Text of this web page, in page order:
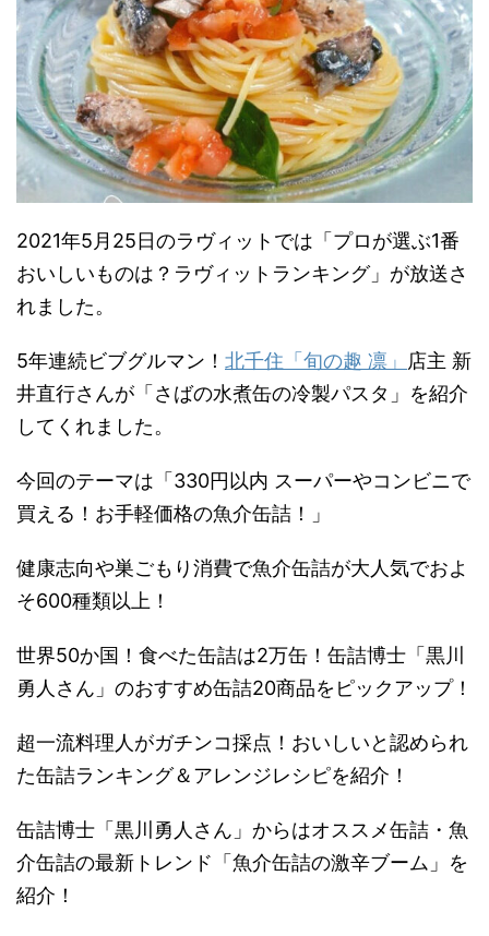
2021年5月25日のラヴィットでは「プロが選ぶ1番
おいしいものは？ラヴィットランキング」が放送さ
れました。
5年連続ビブグルマン！ 北千住「旬の趣 凛」 店主 新
井直行さんが「さばの水煮缶の冷製パスタ」を紹介
してくれました。
今回のテーマは「330円以内 スーパーやコンビニで
買える！お手軽価格の魚介缶詰！」
健康志向や巣ごもり消費で魚介缶詰が大人気でおよ
そ600種類以上！
世界50か国！食べた缶詰は2万缶！缶詰博士「黒川
勇人さん」のおすすめ缶詰20商品をピックアップ！
超一流料理人がガチンコ採点！おいしいと認められ
た缶詰ランキング＆アレンジレシピを紹介！
缶詰博士「黒川勇人さん」からはオススメ缶詰・魚
介缶詰の最新トレンド「魚介缶詰の激辛ブーム」を
紹介！